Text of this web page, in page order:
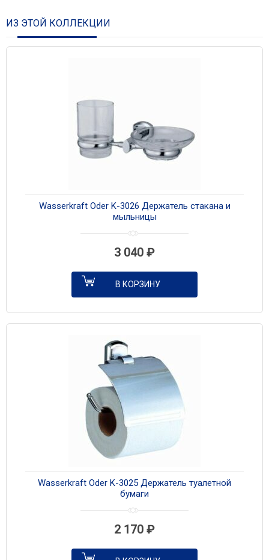
ИЗ ЭТОЙ КОЛЛЕКЦИИ
Wasserkraft Oder K-3026 Держатель стакана и
мыльницы
3 040 ₽
В КОРЗИНУ
Wasserkraft Oder K-3025 Держатель туалетной
бумаги
2 170 ₽